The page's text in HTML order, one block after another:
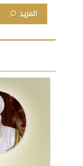
المزيد